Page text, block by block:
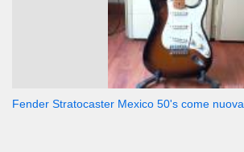
Fender Stratocaster Mexico 50's come nuova